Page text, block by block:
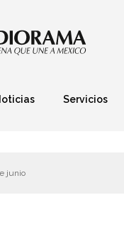
Servicios
junio